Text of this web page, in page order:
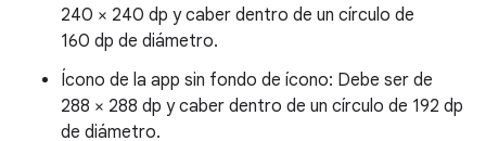
240 × 240 dp y caber dentro de un círculo de
160 dp de diámetro.
Ícono de la app sin fondo de ícono: Debe ser de
288 × 288 dp y caber dentro de un círculo de 192 dp
de diámetro.